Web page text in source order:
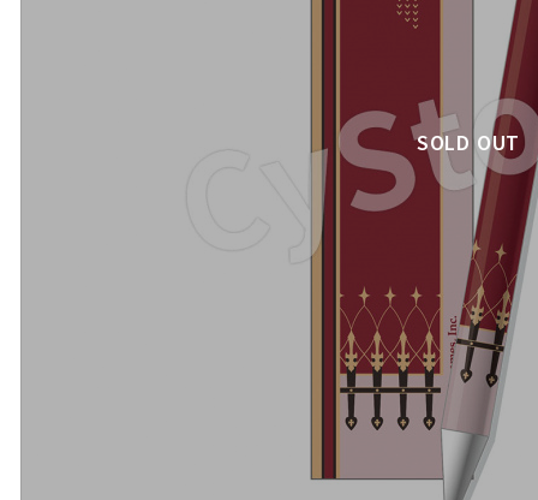
SOLD OUT